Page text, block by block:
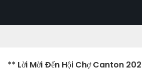
** Lời Mời Đến Hội Chợ Canton